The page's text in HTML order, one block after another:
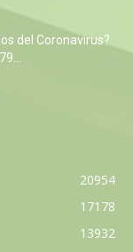
del Coronavirus?
20954
17178
13932